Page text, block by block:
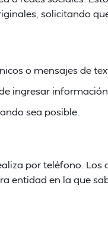
solicitando
o mensajes de
ingresar información
sea posible.
por teléfono. Los
entidad en la que